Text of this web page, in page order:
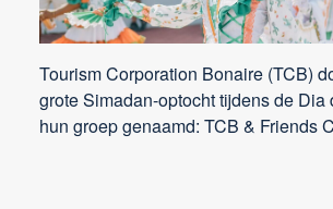
Tourism Corporation Bonaire (TCB)
grote Simadan-optocht tijdens de Dia
hun groep genaamd: TCB & Friends